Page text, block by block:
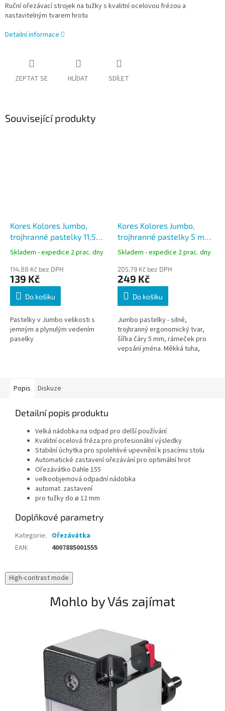
Ruční ořezávací strojek na tužky s kvalitní ocelovou frézou a
nastavitelným tvarem hrotu
Detailní informace
ZEPTAT SE HLÍDAT SDÍLET
Související produkty
Kores Kolores Jumbo,
trojhranné pastelky 11,5
mm, s ořezávátkem - 12
Skladem - expedice 2 prac. dny
114,88 Kč bez DPH
139 Kč
Do košíku
Pastelky v Jumbo velikosti s
jemným a plynulým vedením
paselky
Kores Kolores Jumbo,
trojhranné pastelky 5 mm,
s ořezávátkem - 24 barev
Skladem - expedice 2 prac. dny
205,79 Kč bez DPH
249 Kč
Do košíku
Jumbo pastelky - silné,
trojhranný ergonomický tvar,
šířka čáry 5 mm, rámeček pro
vepsání jména. Měkká tuha,
Popis Diskuze
Detailní popis produktu
Velká nádobka na odpad pro delší používání
Kvalitní ocelová fréza pro profesionální výsledky
Stabilní úchytka pro spolehlivé upevnění k psacímu stolu
Automatické zastavení ořezávání pro optimální hrot
Ořezávátko Dahle 155
velkoobjemová odpadní nádobka
automat. zastavení
pro tužky do ø 12 mm
Doplňkové parametry
Kategorie: Ořezávátka
EAN: 4007885001555
High-contrast mode
Mohlo by Vás zajímat